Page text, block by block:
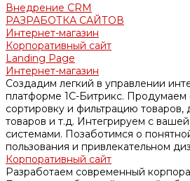
Внедрение CRM
РАЗРАБОТКА САЙТОВ
Интернет-магазин
Корпоративный сайт
Landing Page
Интернет-магазин
Создадим легкий в управлении
платформе 1С-Битрикс. Продумаем
сортировку и фильтрацию
товаров и т.д. Интегрируем с
системами. Позаботимся о
пользования и привлекательном
Корпоративный сайт
Разработаем современный